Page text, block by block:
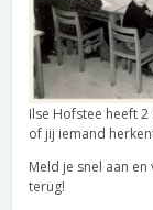
Ilse Hofstee heeft
of jij iemand
Meld je snel aan
terug!